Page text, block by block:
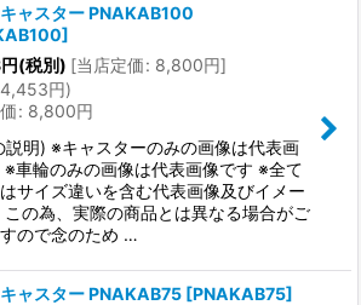
ャスター PNAKAB100
]
円(税別) [当店定価: 8,800円]
4,453円)
: 8,800円
説明) ※キャスターのみの画像は代表画
※車輪のみの画像は代表画像です ※全て
サイズ違いを含む代表画像及びイメー
この為、実際の商品とは異なる場合がご
ので念のため …
ャスター PNAKAB75 [PNAKAB75]